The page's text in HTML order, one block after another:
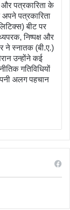
पत्रकारिता के
पत्रकारिता
बीट पर
निष्पक्ष और
ने स्नातक (बी.ए.)
उन्होंने कई
गतिविधियों
अलग पहचान